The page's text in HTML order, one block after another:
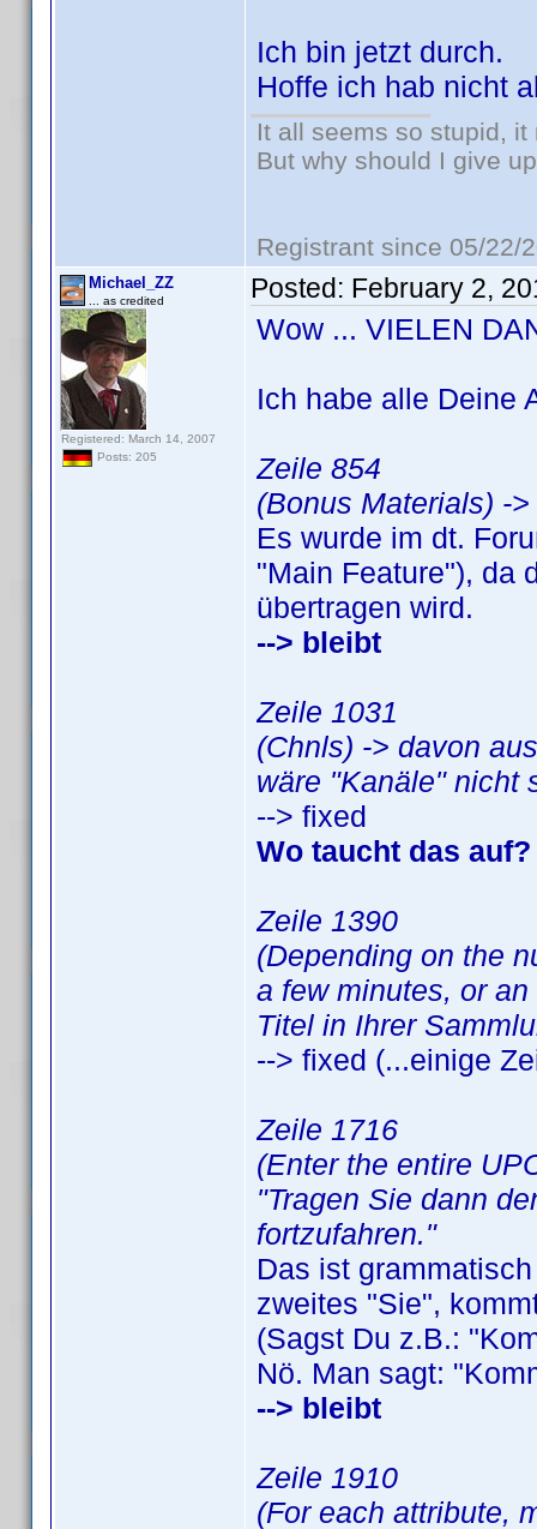
Ich bin jetzt durch.
Hoffe ich hab nicht
It all seems so stupid,
But why should I give
Registrant since 05/22/
Michael_ZZ
... as credited
Registered: March 14, 2007
Posts: 205
Posted: February 2,
Wow ... VIELEN
Ich habe alle Deine
Zeile 854
(Bonus Materials) -
Es wurde im dt.
"Main Feature"), da
übertragen wird.
--> bleibt
Zeile 1031
(Chnls) -> davon
wäre "Kanäle" nicht
--> fixed
Wo taucht das
Zeile 1390
(Depending on the
a few minutes, or
Titel in Ihrer
--> fixed (...einige
Zeile 1716
(Enter the entire
"Tragen Sie dann
fortzufahren."
Das ist
zweites "Sie",
(Sagst Du z.B.:
Nö. Man sagt:
--> bleibt
Zeile 1910
(For each attribute,